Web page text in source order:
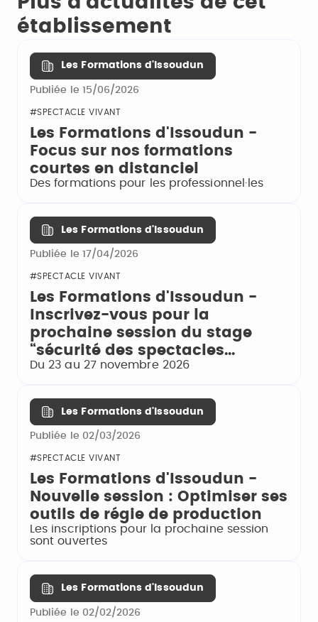
établissement
Les Formations d'Issoudun
Publiée le 15/06/2026
#SPECTACLE VIVANT
Les Formations d'Issoudun -
Focus sur nos formations
courtes en distanciel
Des formations pour les professionnel·les
Les Formations d'Issoudun
Publiée le 17/04/2026
#SPECTACLE VIVANT
Les Formations d'Issoudun -
Inscrivez-vous pour la
prochaine session du stage
“sécurité des spectacles...
Du 23 au 27 novembre 2026
Les Formations d'Issoudun
Publiée le 02/03/2026
#SPECTACLE VIVANT
Les Formations d'Issoudun -
Nouvelle session : Optimiser ses
outils de régie de production
Les inscriptions pour la prochaine session
sont ouvertes
Les Formations d'Issoudun
Publiée le 02/02/2026